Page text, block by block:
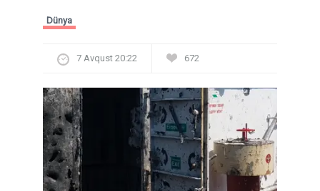
Dünya
7 Avqust 20:22 672